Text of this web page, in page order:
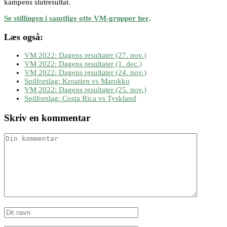
kampens slutresultat.
Se stillingen i samtlige otte VM-grupper her.
Læs også:
VM 2022: Dagens resultater (27. nov.)
VM 2022: Dagens resultater (1. dec.)
VM 2022: Dagens resultater (24. nov.)
Spilforslag: Kroatien vs Marokko
VM 2022: Dagens resultater (25. nov.)
Spilforslag: Costa Rica vs Tyskland
Skriv en kommentar